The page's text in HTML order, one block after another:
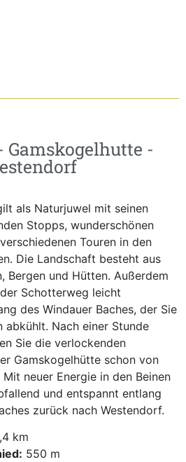
-
als Naturjuwel mit seinen
Stopps, wunderschönen
Touren in den
Die Landschaft besteht aus
Bergen und Hütten. Außerdem
Schotterweg leicht
des Windauer Baches, der Sie
abkühlt. Nach einer Stunde
Sie die verlockenden
Gamskogelhütte schon von
neuer Energie in den Beinen
und entspannt entlang
zurück nach Westendorf.
km
550 m